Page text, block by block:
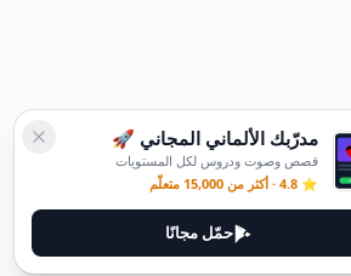
مدرّبك الألماني المجاني 🚀
قصص وصوت ودروس لكل المستويات
⭐ 4.8 · أكثر من 15,000 متعلّم
حمّل مجانًا